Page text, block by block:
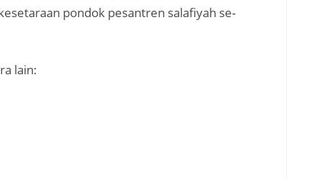
pondok pesantren salafiyah se-
lain: